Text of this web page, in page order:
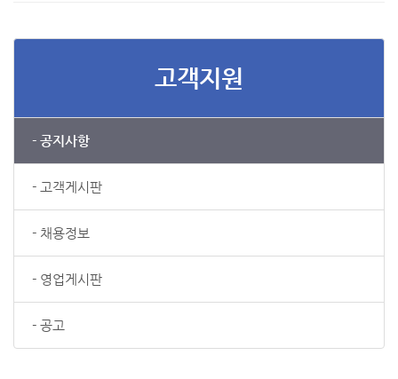
고객지원
- 공지사항
- 고객게시판
- 채용정보
- 영업게시판
- 공고